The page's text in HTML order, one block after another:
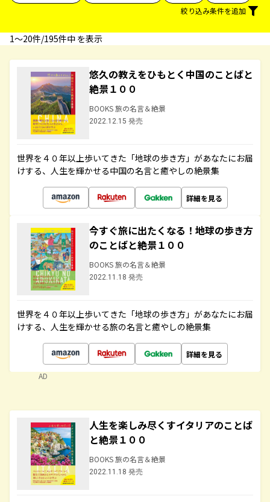
絞り込み条件を追加
1〜20件/195件中 を表示
悠久の教えをひもとく中国のことばと
絶景１００
BOOKS 旅の名言＆絶景
2022.12.15 発売
世界を４０年以上歩いてきた「地球の歩き方」があなたにお届
けする、人生を輝かせる中国の名言と癒やしの絶景集
詳細を見る
今すぐ旅に出たくなる！地球の歩き方
のことばと絶景１００
BOOKS 旅の名言＆絶景
2022.11.18 発売
世界を４０年以上歩いてきた「地球の歩き方」があなたにお届
けする、人生を輝かせる旅の名言と癒やしの絶景集
詳細を見る
AD
人生を楽しみ尽くすイタリアのことば
と絶景１００
BOOKS 旅の名言＆絶景
2022.11.18 発売